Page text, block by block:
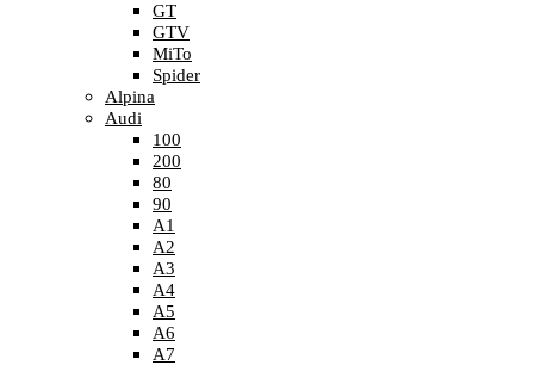
GT
GTV
MiTo
Spider
Alpina
Audi
100
200
80
90
A1
A2
A3
A4
A5
A6
A7